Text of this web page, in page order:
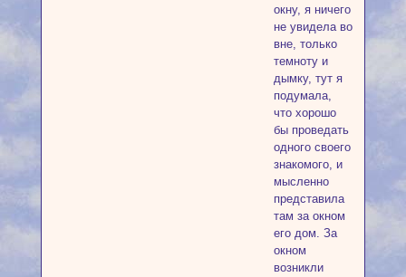
окну, я ничего
не увидела во
вне, только
темноту и
дымку, тут я
подумала,
что хорошо
бы проведать
одного своего
знакомого, и
мысленно
представила
там за окном
его дом. За
окном
возникли